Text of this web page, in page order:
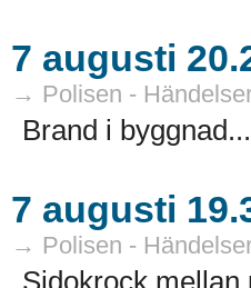
7 augusti
→ Polisen -
Brand i byggnad...
7 augusti
→ Polisen -